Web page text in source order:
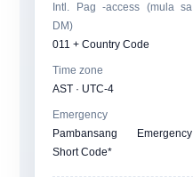
Intl. Pag -access (mula sa
DM)
011 + Country Code
Time zone
AST · UTC-4
Emergency
Pambansang Emergency
Short Code*